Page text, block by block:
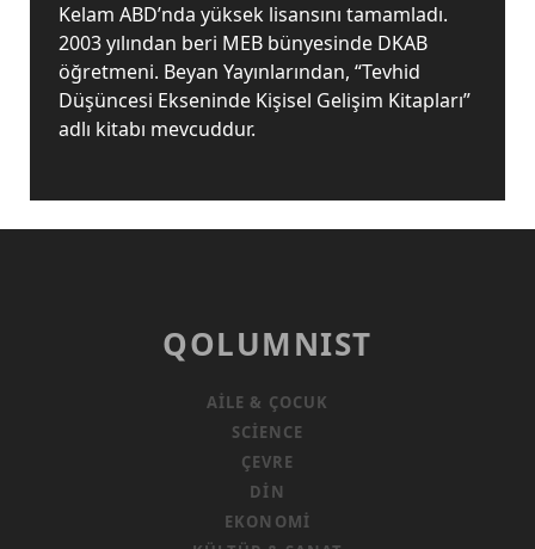
Kelam ABD’nda yüksek lisansını tamamladı.
2003 yılından beri MEB bünyesinde DKAB
öğretmeni. Beyan Yayınlarından, “Tevhid
Düşüncesi Ekseninde Kişisel Gelişim Kitapları”
adlı kitabı mevcuddur.
QOLUMNIST
AILE & ÇOCUK
SCIENCE
ÇEVRE
DIN
EKONOMI